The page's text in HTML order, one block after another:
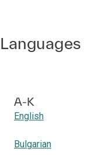
Languages
A-K
English
Bulgarian